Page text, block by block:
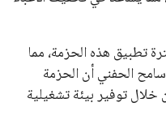
تطبيق هذه الحزمة، مما
الحفني أن الحزمة
توفير بيئة تشغيلية